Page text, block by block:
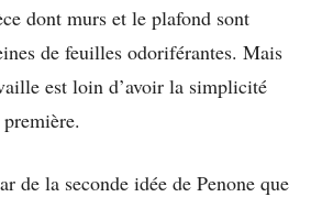
dont murs et le plafond sont
de feuilles odoriférantes. Mais
est loin d’avoir la simplicité
de la seconde idée de Penone que